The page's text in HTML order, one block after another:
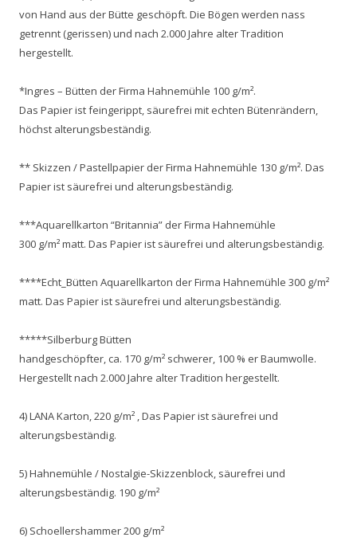
von Hand aus der Bütte geschöpft. Die Bögen werden nass
getrennt (gerissen) und nach 2.000 Jahre alter Tradition
hergestellt.
*Ingres – Bütten der Firma Hahnemühle 100 g/m².
Das Papier ist feingerippt, säurefrei mit echten Bütenrändern,
höchst alterungsbeständig.
** Skizzen / Pastellpapier der Firma Hahnemühle 130 g/m². Das
Papier ist säurefrei und alterungsbeständig.
***Aquarellkarton “Britannia” der Firma Hahnemühle
300 g/m² matt. Das Papier ist säurefrei und alterungsbeständig.
****Echt_Bütten Aquarellkarton der Firma Hahnemühle 300 g/m²
matt. Das Papier ist säurefrei und alterungsbeständig.
*****Silberburg Bütten
handgeschöpfter, ca. 170 g/m² schwerer, 100 % er Baumwolle.
Hergestellt nach 2.000 Jahre alter Tradition hergestellt.
4) LANA Karton, 220 g/m² , Das Papier ist säurefrei und
alterungsbeständig.
5) Hahnemühle / Nostalgie-Skizzenblock, säurefrei und
alterungsbeständig. 190 g/m²
6) Schoellershammer 200 g/m²